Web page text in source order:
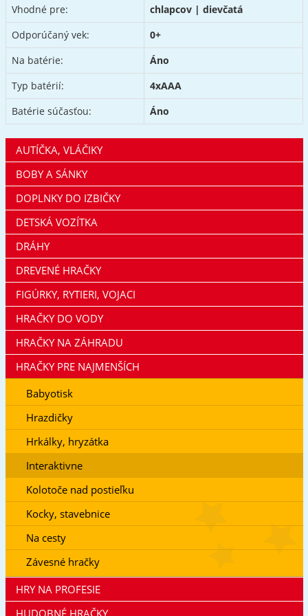
Vhodné pre:
chlapcov | dievčatá
Odporúčaný vek:
0+
Na batérie:
Áno
Typ batérií:
4xAAA
Batérie súčasťou:
Áno
AUTÍČKA, VLÁČIKY
BOBY A SÁNKY
DOPLNKY DO IZBIČKY
DETSKÁ VOZÍTKA
DRÁHY
DREVENÉ HRAČKY
FIGÚRKY, RYTIERI, VOJACI
HRAČKY DO VODY
HRAČKY NA ZÁHRADU
HRAČKY PRE NAJMENŠÍCH
Babyotisk
Hrazdičky
Hrkálky, hryzátka
Interaktivne
Kolotoče nad postieľku
Kocky, stavebnice
Na cesty
Závesné hračky
HRY NA PROFESIE
HUDOBNÉ HRAČKY